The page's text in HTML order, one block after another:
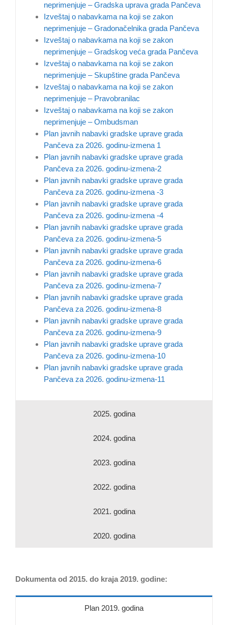
neprimenjuje – Gradska uprava grada Pančeva
Izveštaj o nabavkama na koji se zakon
neprimenjuje – Gradonačelnika grada Pančeva
Izveštaj o nabavkama na koji se zakon
neprimenjuje – Gradskog veća grada Pančeva
Izveštaj o nabavkama na koji se zakon
neprimenjuje – Skupštine grada Pančeva
Izveštaj o nabavkama na koji se zakon
neprimenjuje – Pravobranilac
Izveštaj o nabavkama na koji se zakon
neprimenjuje – Ombudsman
Plan javnih nabavki gradske uprave grada
Pančeva za 2026. godinu-izmena 1
Plan javnih nabavki gradske uprave grada
Pančeva za 2026. godinu-izmena-2
Plan javnih nabavki gradske uprave grada
Pančeva za 2026. godinu-izmena -3
Plan javnih nabavki gradske uprave grada
Pančeva za 2026. godinu-izmena -4
Plan javnih nabavki gradske uprave grada
Pančeva za 2026. godinu-izmena-5
Plan javnih nabavki gradske uprave grada
Pančeva za 2026. godinu-izmena-6
Plan javnih nabavki gradske uprave grada
Pančeva za 2026. godinu-izmena-7
Plan javnih nabavki gradske uprave grada
Pančeva za 2026. godinu-izmena-8
Plan javnih nabavki gradske uprave grada
Pančeva za 2026. godinu-izmena-9
Plan javnih nabavki gradske uprave grada
Pančeva za 2026. godinu-izmena-10
Plan javnih nabavki gradske uprave grada
Pančeva za 2026. godinu-izmena-11
2025. godina
2024. godina
2023. godina
2022. godina
2021. godina
2020. godina
Dokumenta od 2015. do kraja 2019. godine:
Plan 2019. godina